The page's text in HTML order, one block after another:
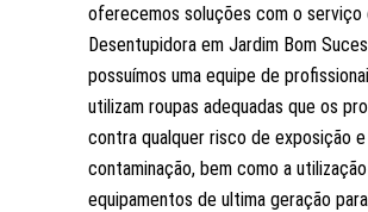
oferecemos soluções com o serviço
Desentupidora em Jardim Bom
possuímos uma equipe de
utilizam roupas adequadas que os
contra qualquer risco de exposição e
contaminação, bem como a
equipamentos de ultima geração